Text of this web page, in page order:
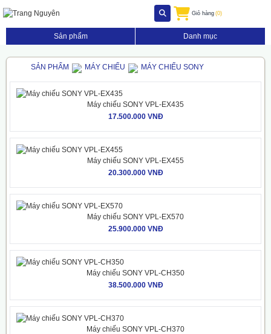
Giỏ hàng (0)
Sản phẩm Danh mục
SẢN PHẨM MÁY CHIẾU MÁY CHIẾU SONY
Máy chiếu SONY VPL-EX435
17.500.000 VNĐ
Máy chiếu SONY VPL-EX455
20.300.000 VNĐ
Máy chiếu SONY VPL-EX570
25.900.000 VNĐ
Máy chiếu SONY VPL-CH350
38.500.000 VNĐ
Máy chiếu SONY VPL-CH370